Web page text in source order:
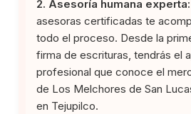
2. Asesoría humana experta:
asesoras certificadas te
todo el proceso. Desde la
firma de escrituras, tendrás el
profesional que conoce el
de Los Melchores de San
en Tejupilco.